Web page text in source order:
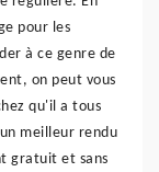
pour les
à ce genre de
on peut vous
qu'il a tous
meilleur rendu
gratuit et sans